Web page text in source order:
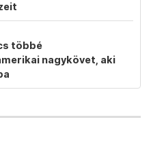
többé
nagykövet, aki